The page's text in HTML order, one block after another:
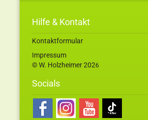
Hilfe & Kontakt
Kontaktformular
Impressum
© W. Holzheimer 2026
Socials